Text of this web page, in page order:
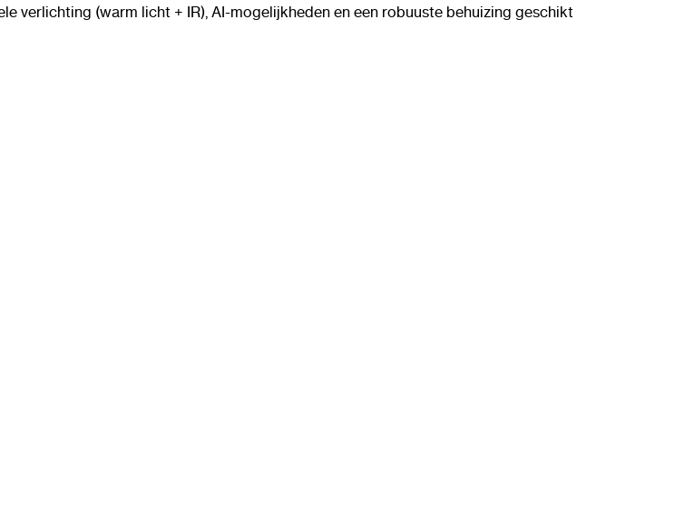
verlichting (warm licht + IR), AI-mogelijkheden en een robuuste behuizing geschikt